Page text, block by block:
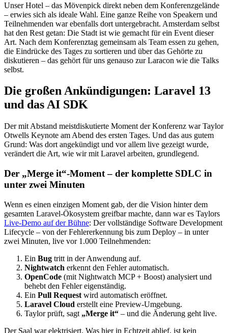
Unser Hotel – das Mövenpick direkt neben dem Konferenzgelände
– erwies sich als ideale Wahl. Eine ganze Reihe von Speakern und
Teilnehmenden war ebenfalls dort untergebracht. Amsterdam selbst
hat den Rest getan: Die Stadt ist wie gemacht für ein Event dieser
Art. Nach dem Konferenztag gemeinsam als Team essen zu gehen,
die Eindrücke des Tages zu sortieren und über das Gehörte zu
diskutieren – das gehört für uns genauso zur Laracon wie die Talks
selbst.
Die großen Ankündigungen: Laravel 13
und das AI SDK
Der mit Abstand meistdiskutierte Moment der Konferenz war Taylor
Otwells Keynote am Abend des ersten Tages. Und das aus gutem
Grund: Was dort angekündigt und vor allem live gezeigt wurde,
verändert die Art, wie wir mit Laravel arbeiten, grundlegend.
Der „Merge it“-Moment – der komplette SDLC in
unter zwei Minuten
Wenn es einen einzigen Moment gab, der die Vision hinter dem
gesamten Laravel-Ökosystem greifbar machte, dann war es Taylors
Live-Demo auf der Bühne: Der vollständige Software Development
Lifecycle – von der Fehlererkennung bis zum Deploy – in unter
zwei Minuten, live vor 1.000 Teilnehmenden:
Ein Bug tritt in der Anwendung auf.
Nightwatch erkennt den Fehler automatisch.
OpenCode (mit Nightwatch MCP + Boost) analysiert und
behebt den Fehler eigenständig.
Ein Pull Request wird automatisch eröffnet.
Laravel Cloud erstellt eine Preview-Umgebung.
Taylor prüft, sagt „Merge it“ – und die Änderung geht live.
Der Saal war elektrisiert. Was hier in Echtzeit ablief, ist kein